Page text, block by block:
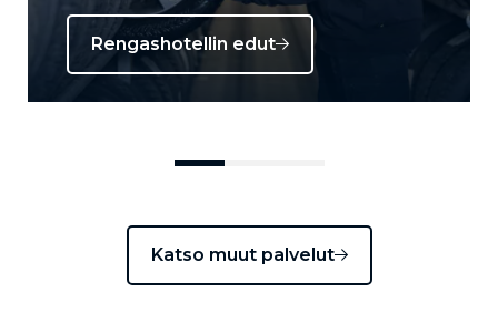
Rengashotellin edut
Katso muut palvelut